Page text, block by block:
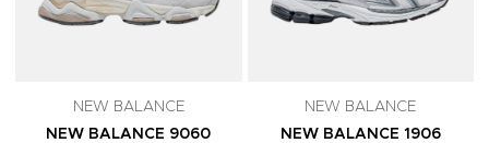
NEW BALANCE
NEW BALANCE 9060
NEW BALANCE
NEW BALANCE 1906